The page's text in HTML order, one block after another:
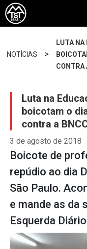
NOTÍCIAS >
LUTA NA
CONTRA
Luta na
boicotam o
contra a
3 de agosto de 2018
Boicote de
repúdio ao dia
São Paulo.
e mande as da
Esquerda Diário